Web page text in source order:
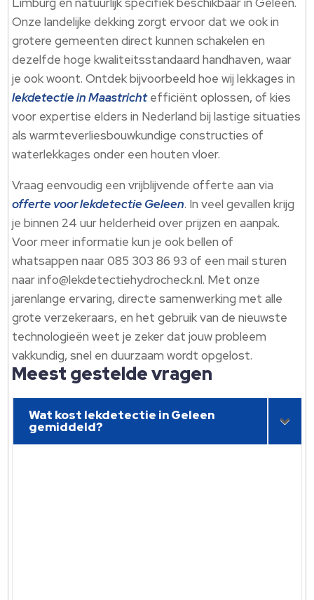
Limburg en natuurlijk specifiek beschikbaar in Geleen.
Onze landelijke dekking zorgt ervoor dat we ook in
grotere gemeenten direct kunnen schakelen en
dezelfde hoge kwaliteitsstandaard handhaven, waar
je ook woont. Ontdek bijvoorbeeld hoe wij lekkages in
lekdetectie in Maastrichtefficiënt oplossen, of kies
voor expertise elders in Nederland bij lastige situaties
als warmteverliesbouwkundige constructies of
waterlekkages onder een houten vloer.
Vraag eenvoudig een vrijblijvende offerte aan via
offerte voor lekdetectie Geleen. In veel gevallen krijg
je binnen 24 uur helderheid over prijzen en aanpak.
Voor meer informatie kun je ook bellen of
whatsappen naar 085 303 86 93 of een mail sturen
naar info@lekdetectiehydrocheck.nl. Met onze
jarenlange ervaring, directe samenwerking met alle
grote verzekeraars, en het gebruik van de nieuwste
technologieën weet je zeker dat jouw probleem
vakkundig, snel en duurzaam wordt opgelost.
Meest gestelde vragen
Wat kost lekdetectie in Geleen
gemiddeld?